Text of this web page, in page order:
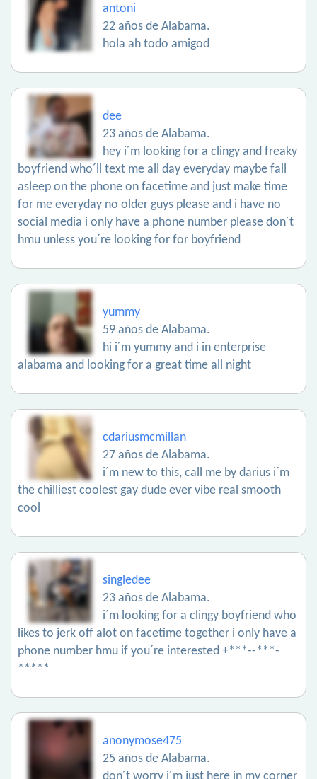
antoni
22 años de Alabama.
hola ah todo amigod
dee
23 años de Alabama.
hey i´m looking for a clingy and freaky
boyfriend who´ll text me all day everyday maybe fall
asleep on the phone on facetime and just make time
for me everyday no older guys please and i have no
social media i only have a phone number please don´t
hmu unless you´re looking for for boyfriend
yummy
59 años de Alabama.
hi i´m yummy and i in enterprise
alabama and looking for a great time all night
cdariusmcmillan
27 años de Alabama.
i´m new to this, call me by darius i´m
the chilliest coolest gay dude ever vibe real smooth
cool
singledee
23 años de Alabama.
i´m looking for a clingy boyfriend who
likes to jerk off alot on facetime together i only have a
phone number hmu if you´re interested +***--***-
*****
anonymose475
25 años de Alabama.